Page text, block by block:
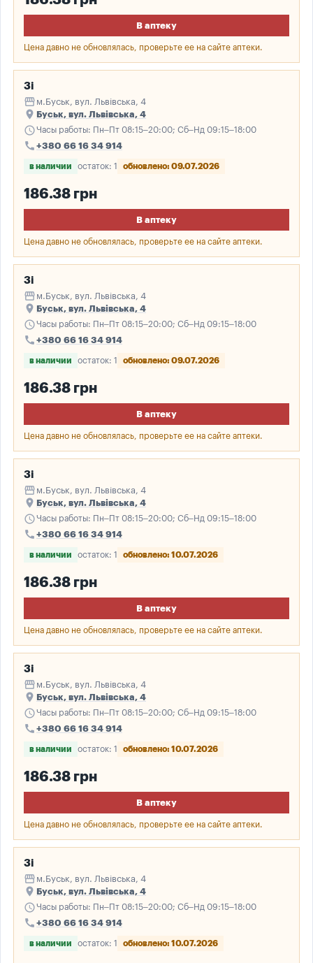
В аптеку
Цена давно не обновлялась, проверьте ее на сайте аптеки.
3і
storefront м.Буськ, вул. Львівська, 4
place Буськ, вул. Львівська, 4
scheduleЧасы работы: Пн–Пт 08:15–20:00; Сб–Нд 09:15–18:00
call +380 66 16 34 914
в наличии остаток: 1 обновлено: 09.07.2026
186.38 грн
В аптеку
Цена давно не обновлялась, проверьте ее на сайте аптеки.
3і
storefront м.Буськ, вул. Львівська, 4
place Буськ, вул. Львівська, 4
scheduleЧасы работы: Пн–Пт 08:15–20:00; Сб–Нд 09:15–18:00
call +380 66 16 34 914
в наличии остаток: 1 обновлено: 09.07.2026
186.38 грн
В аптеку
Цена давно не обновлялась, проверьте ее на сайте аптеки.
3і
storefront м.Буськ, вул. Львівська, 4
place Буськ, вул. Львівська, 4
scheduleЧасы работы: Пн–Пт 08:15–20:00; Сб–Нд 09:15–18:00
call +380 66 16 34 914
в наличии остаток: 1 обновлено: 10.07.2026
186.38 грн
В аптеку
Цена давно не обновлялась, проверьте ее на сайте аптеки.
3і
storefront м.Буськ, вул. Львівська, 4
place Буськ, вул. Львівська, 4
scheduleЧасы работы: Пн–Пт 08:15–20:00; Сб–Нд 09:15–18:00
call +380 66 16 34 914
в наличии остаток: 1 обновлено: 10.07.2026
186.38 грн
В аптеку
Цена давно не обновлялась, проверьте ее на сайте аптеки.
3і
storefront м.Буськ, вул. Львівська, 4
place Буськ, вул. Львівська, 4
scheduleЧасы работы: Пн–Пт 08:15–20:00; Сб–Нд 09:15–18:00
call +380 66 16 34 914
в наличии остаток: 1 обновлено: 10.07.2026